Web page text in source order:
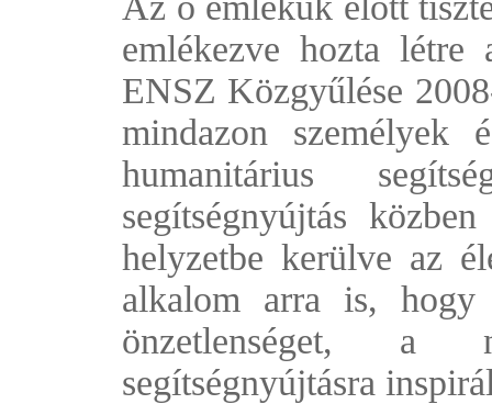
emlékezve hozta létre
ENSZ Közgyűlése
mindazon személyek
humanitárius
segítségnyújtás
helyzetbe kerülve az
alkalom arra is, hogy
önzetlenséget, a
segítségnyújtásra